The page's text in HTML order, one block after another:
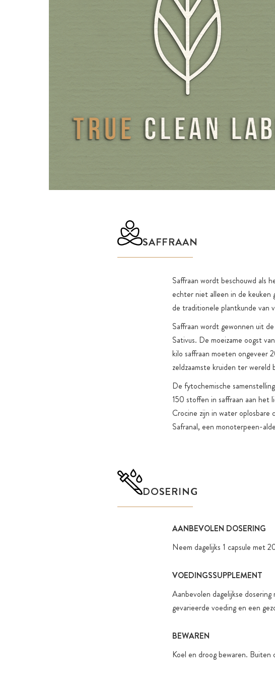
grondstofbesparende en faire teelt.
Als capsule-omhulsels gebruiken wij speciale HPMC-capsules die, in
tegenstelling tot de meeste andere HPMC- of Pullulan-capsules op de
markt, 100% zonder de niet-declareerbare toevoegingen carrageen en
PEG worden gemaakt. Voor de verpakking gebruiken wij lichtbeschermd
en milieuvriendelijk bruin glas in plaats van plastic.
SAFFRAAN
Saffraan wordt beschouwd als
echter niet alleen in de keuken
de traditionele plantkunde van
Saffraan wordt gewonnen uit
Sativus. De moeizame oogst
kilo saffraan moeten ongeveer
zeldzaamste kruiden ter wereld
De fytochemische
150 stoffen in saffraan aan het
Crocine zijn in water oplosbare
Safranal, een monoterpeen-
DOSERING
AANBEVOLEN DOSERING
Neem dagelijks 1 capsule met
VOEDINGSSUPPLEMENT
Aanbevolen dagelijkse
gevarieerde voeding en een
BEWAREN
Koel en droog bewaren.